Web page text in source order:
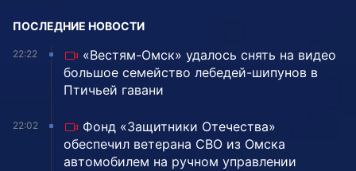
ПОСЛЕДНИЕ НОВОСТИ
22:22
«Вестям-Омск» удалось снять на видео
большое семейство лебедей-шипунов в
Птичьей гавани
22:02
Фонд «Защитники Отечества»
обеспечил ветерана СВО из Омска
автомобилем на ручном управлении